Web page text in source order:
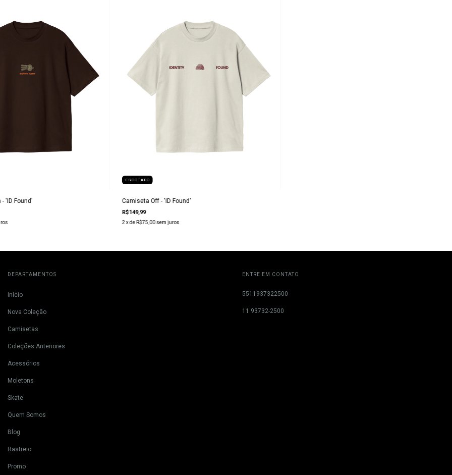
'ID Found'
ESGOTADO
Camiseta Off - 'ID Found'
R$149,99
2 x de R$75,00 sem juros
DEPARTAMENTOS
Início
Nova Coleção
Camisetas
Coleções Anteriores
Acessórios
Moletons
Skate
Quem Somos
Blog
Rastreio
Promo
ENTRE EM CONTATO
5511937322500
11 93732-2500